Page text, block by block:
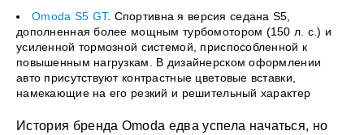
Omoda S5 GT. Спортивна я версия седана S5,
дополненная более мощным турбомотором (150 л. с.) и
усиленной тормозной системой, приспособленной к
повышенным нагрузкам. В дизайнерском оформлении
авто присутствуют контрастные цветовые вставки,
намекающие на его резкий и решительный характер
История бренда Omoda едва успела начаться, но